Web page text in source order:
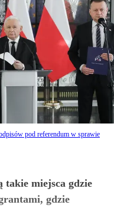
pod referendum w sprawie
takie miejsca gdzie
gdzie